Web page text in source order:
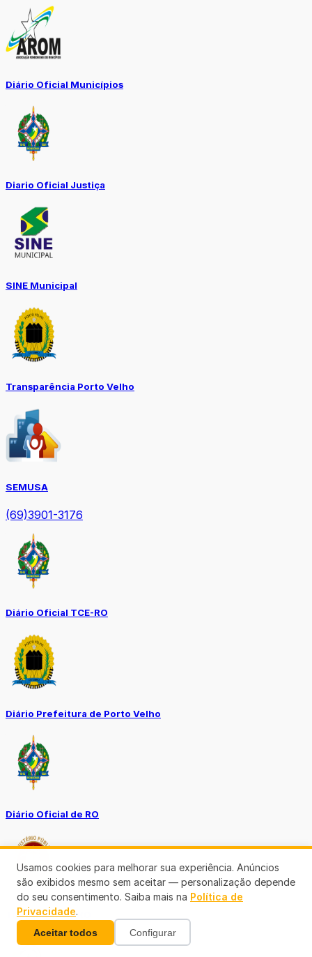
Diário Oficial Municípios
Diario Oficial Justiça
SINE Municipal
Transparência Porto Velho
SEMUSA
(69)3901-3176
Diário Oficial TCE-RO
Diário Prefeitura de Porto Velho
Diário Oficial de RO
Transparência RO
Usamos cookies para melhorar sua experiência. Anúncios
são exibidos mesmo sem aceitar — personalização depende
do seu consentimento. Saiba mais na Política de
Privacidade.
Aceitar todos Configurar